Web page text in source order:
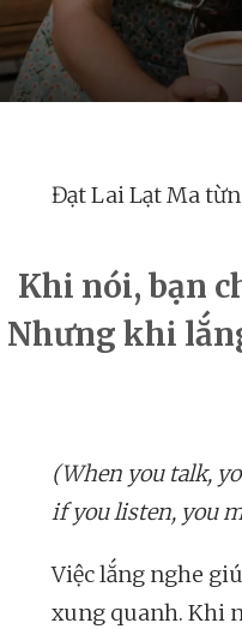
Đạt Lai Lạt Ma
Khi nói, bạn
Nhưng khi
(When you talk,
if you listen, you
Việc lắng nghe
xung quanh. Khi